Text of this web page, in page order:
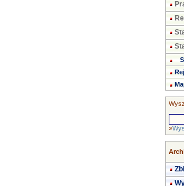
»